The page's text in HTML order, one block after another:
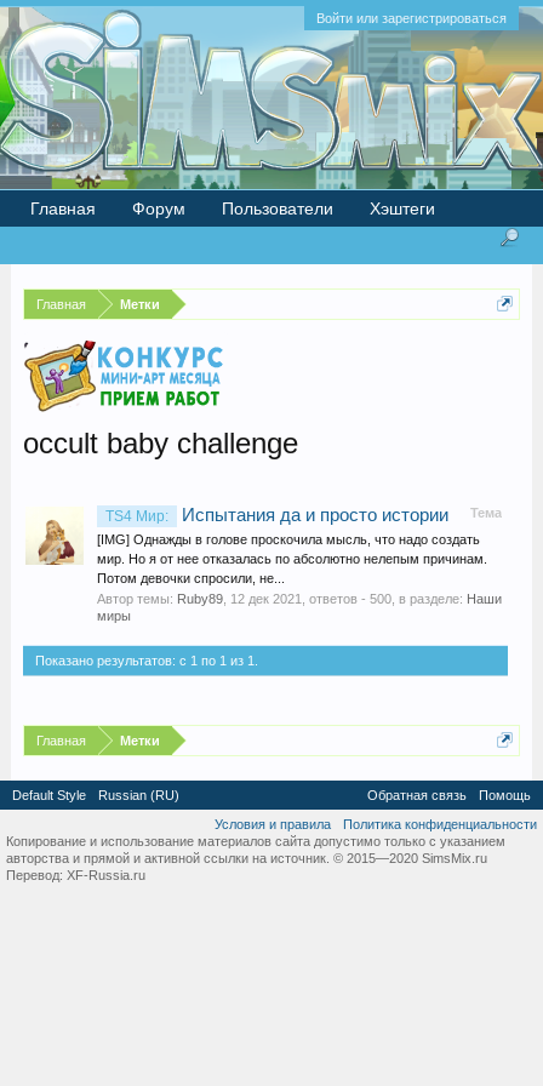
Войти или зарегистрироваться
Главная Метки
occult baby challenge
Тема
TS4 Мир: Испытания да и просто истории
[IMG] Однажды в голове проскочила мысль, что надо создать
мир. Но я от нее отказалась по абсолютно нелепым причинам.
Потом девочки спросили, не...
Автор темы: Ruby89, 12 дек 2021 , ответов - 500, в разделе: Наши
миры
Показано результатов: с 1 по 1 из 1.
Главная Метки
Главная Форум Пользователи Хэштеги
Default Style Russian (RU) Обратная связь
Помощь
Условия и правила
Политика конфиденциальности
Копирование и использование материалов сайта допустимо только с указанием
авторства и прямой и активной ссылки на источник. © 2015—2020 SimsMix.ru
Перевод: XF-Russia.ru